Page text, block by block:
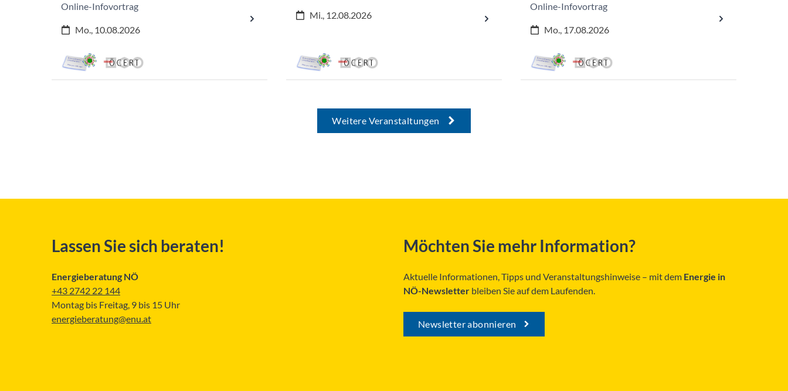
Online-Infovortrag
Mo., 10.08.2026
Mi., 12.08.2026
Online-Infovortrag
Mo., 17.08.2026
Weitere Veranstaltungen
Lassen Sie sich beraten!
Energieberatung NÖ
+43 2742 22 144
Montag bis Freitag, 9 bis 15 Uhr
energieberatung@enu.at
Möchten Sie mehr Information?
Aktuelle Informationen, Tipps und Veranstaltungshinweise – mit dem Energie in
NÖ-Newsletter bleiben Sie auf dem Laufenden.
Newsletter abonnieren